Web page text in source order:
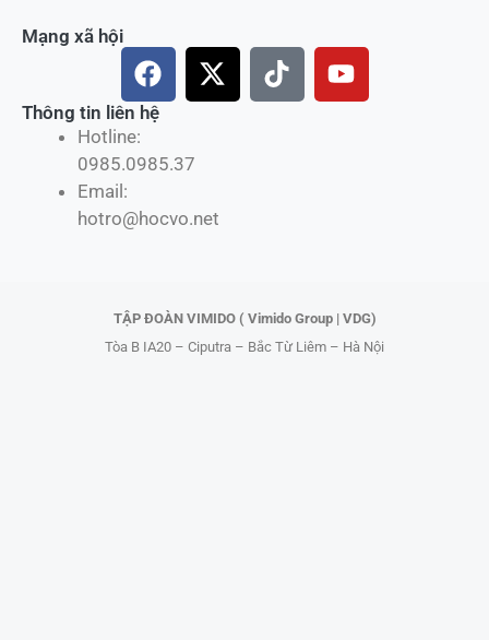
Hotline:
0985.0985.37
Email:
hotro@hocvo.net
Mạng xã hội
F
a
c
b
o
X
-
t
T
i
Y
o
Thông tin liên hệ
TẬP ĐOÀN VIMIDO ( Vimido Group | VDG)
Tòa B IA20 – Ciputra – Bắc Từ Liêm – Hà Nội